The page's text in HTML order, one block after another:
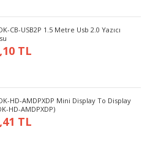
CB-USB2P 1.5 Metre Usb 2.0 Yazıcı
TL
HD-AMDPXDP Mini Display To Display
HD-AMDPXDP)
TL